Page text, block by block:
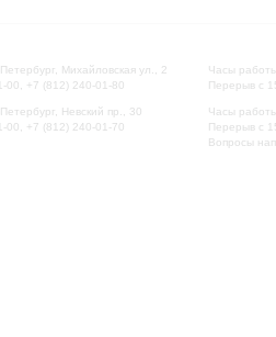
Михайловская ул., 2
00, +7 (812) 240-01-80
Невский пр., 30
00, +7 (812) 240-01-70
Часы
Перерыв с
Часы
Перерыв с
Вопросы